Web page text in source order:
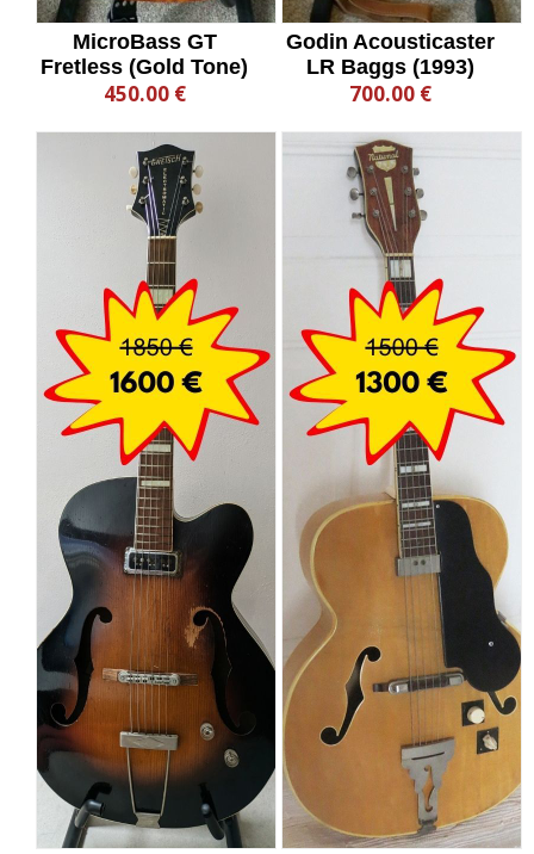
MicroBass GT
Fretless (Gold Tone)
450.00 €
Godin Acousticaster
LR Baggs (1993)
700.00 €